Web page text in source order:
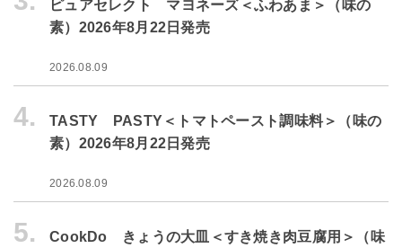
ピュアセレクト マヨネーズ＜ふわあま＞（味の
素）2026年8月22日発売
2026.08.09
4.
TASTY PASTY＜トマトペースト調味料＞（味の
素）2026年8月22日発売
2026.08.09
5.
CookDo きょうの大皿＜すき焼き肉豆腐用＞（味